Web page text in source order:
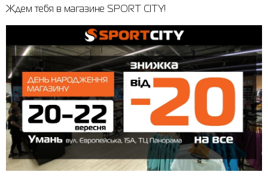
Шорты
Юбки
Larum
Nike
Puma
Radder
Ждем тебя в магазине SPORT CITY!